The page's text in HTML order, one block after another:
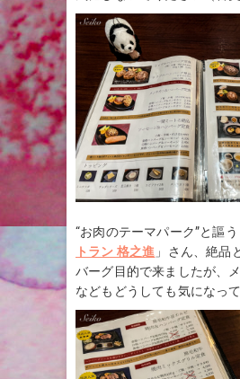
“お肉のテーマパーク”と謳う
トラン 格之進 」さん、絶品
バーグ目的で来ましたが、
などもどうしても気になって